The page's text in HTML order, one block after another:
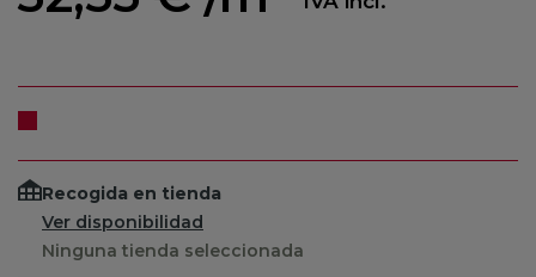
Recogida en tienda
Ver disponibilidad
Ninguna tienda seleccionada